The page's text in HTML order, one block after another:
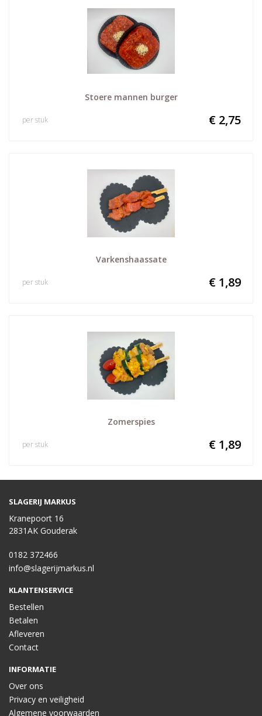
Stoere mannen burger
€ 2,75
per stuk
Varkenshaassate
€ 1,89
per stuk
Zomerspies
€ 1,89
per stuk
SLAGERIJ MARKUS
Kranepoort 16
2831AK Gouderak
0182 372466
info@slagerijmarkus.nl
KLANTENSERVICE
Bestellen
Betalen
Afleveren
Contact
INFORMATIE
Over ons
Privacy en veiligheid
Algemene voorwaarden